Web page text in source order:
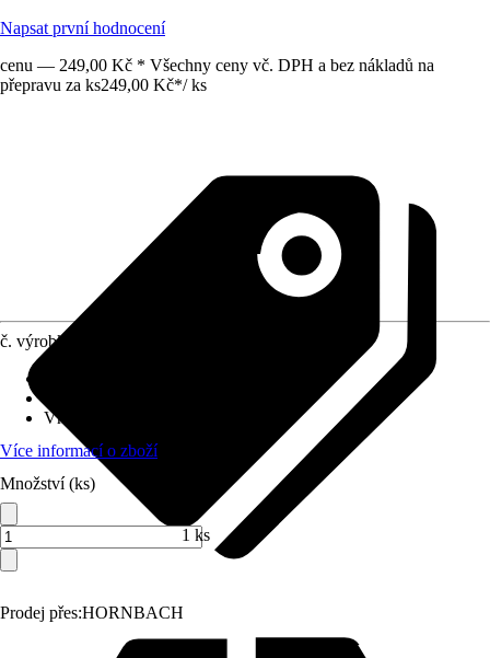
Napsat první hodnocení
cenu — 249,00 Kč * Všechny ceny vč. DPH a bez nákladů na
přepravu za ks249,00 Kč*/ ks
Prodej přes:HORNBACH
č. výrobku
Vhodné pro
Více informací o zboží
Množství (ks)
1 ks